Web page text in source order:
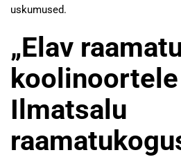
uskumused.
„Elav
koolinoortele
Ilmatsalu